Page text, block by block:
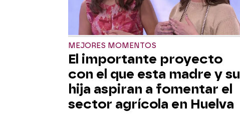
MEJORES MOMENTOS
El importante proyecto
con el que esta madre y su
hija aspiran a fomentar el
sector agrícola en Huelva